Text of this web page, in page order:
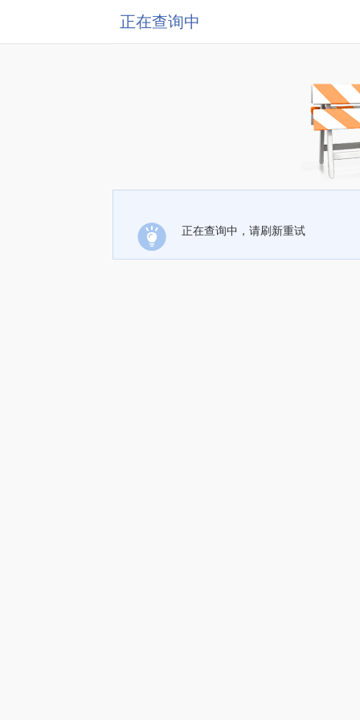
正在查询中
正在查询中，请刷新重试